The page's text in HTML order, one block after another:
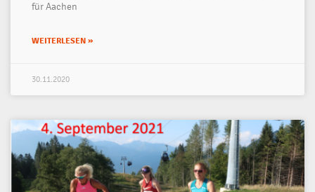
für Aachen
WEITERLESEN »
30.11.2020